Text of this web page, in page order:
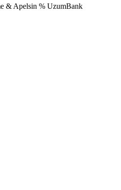
& Apelsin % UzumBank